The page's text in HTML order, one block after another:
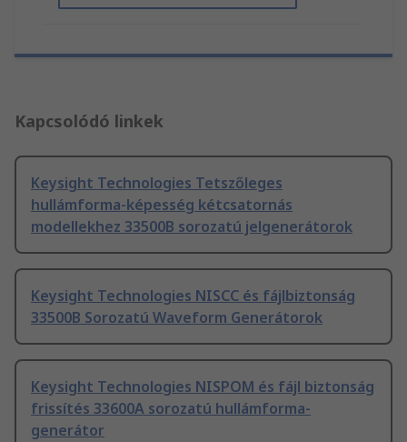
Kapcsolódó linkek
Keysight Technologies Tetszőleges
hullámforma-képesség kétcsatornás
modellekhez 33500B sorozatú jelgenerátorok
Keysight Technologies NISCC és fájlbiztonság
33500B Sorozatú Waveform Generátorok
Keysight Technologies NISPOM és fájl biztonság
frissítés 33600A sorozatú hullámforma-
generátor